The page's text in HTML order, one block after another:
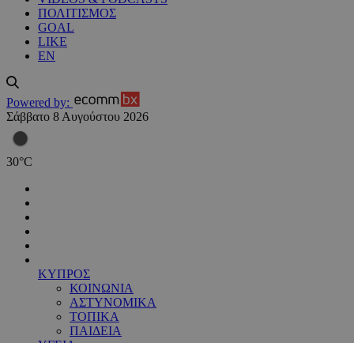
ΠΟΛΙΤΙΣΜΟΣ
GOAL
LIKE
EN
Powered by:
Σάββατο 8 Αυγούστου 2026
30°C
ΚΥΠΡΟΣ
ΚΟΙΝΩΝΙΑ
ΑΣΤΥΝΟΜΙΚΑ
ΤΟΠΙΚΑ
ΠΑΙΔΕΙΑ